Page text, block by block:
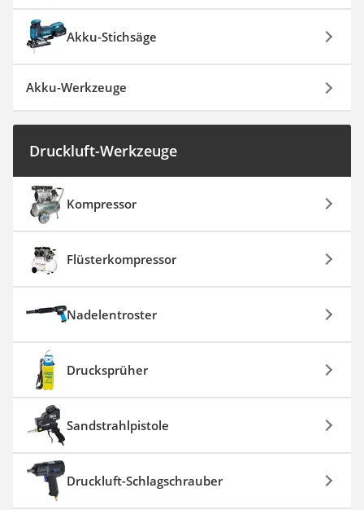
Akku-Stichsäge
Akku-Werkzeuge
Druckluft-Werkzeuge
Kompressor
Flüsterkompressor
Nadelentroster
Drucksprüher
Sandstrahlpistole
Druckluft-Schlagschrauber